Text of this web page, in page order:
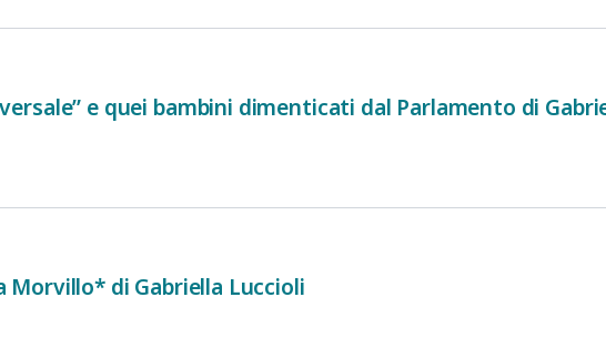
e quei bambini dimenticati dal Parlamento di
Morvillo* di Gabriella Luccioli